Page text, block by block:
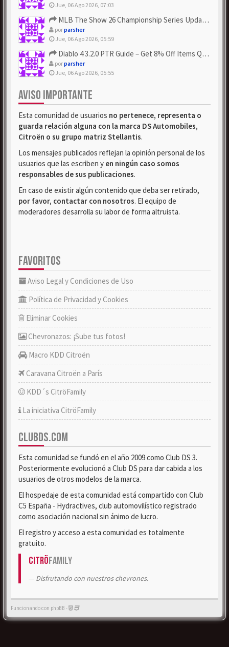
Jue, 06 Ago 2026, 07:03
MLB The Show 26 Championship Series Update! Get Cheap & ...
porparsher
Jue, 06 Ago 2026, 05:59
Diablo 4 3.2.0 PTR Guide – Get 8% Off Items Quickly to Test ...
porparsher
Jue, 06 Ago 2026, 05:55
AVISO IMPORTANTE
Esta comunidad de usuarios no pertenece, representa o
guarda relación alguna con la marca DS Automobiles,
Citroën o su grupo matriz Stellantis.
Los mensajes publicados reflejan la opinión personal de los
usuarios que las escriben y en ningún caso somos
responsables de sus publicaciones.
En caso de existir algún contenido que deba ser retirado,
por favor, contactar con nosotros. El equipo de
moderadores desarrolla su labor de forma altruista.
FAVORITOS
Aviso Legal y Condiciones de Uso
Política de Privacidad y Cookies
Eliminar Cookies
Chevronazos: ¡Sube tus fotos!
Macro KDD Citroën
Caravana Citroën a París
KDD´s CitröFamily
La iniciativa CitröFamily
CLUBDS.COM
Esta comunidad se fundó en el año 2009 como Club DS 3.
Posteriormente evolucionó a Club DS para dar cabida a los
usuarios de otros modelos de la marca.
El hospedaje de esta comunidad está compartido con Club
C5 España - Hydractives, club automovilístico registrado
como asociación nacional sin ánimo de lucro.
El registro y acceso a esta comunidad es totalmente
gratuito.
CitröFamily
Disfrutando con nuestros chevrones.
Funcionando con phpBB -